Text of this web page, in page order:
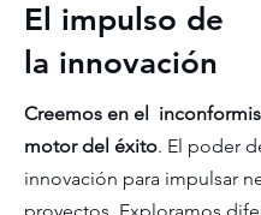
El impulso de
la innovación
Creemos en el
motor del éxito. El poder
innovación para impulsar